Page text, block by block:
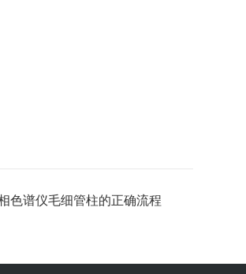
色谱仪毛细管柱的正确流程